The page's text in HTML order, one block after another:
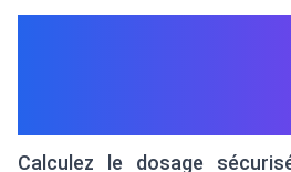
Calculez le dosage